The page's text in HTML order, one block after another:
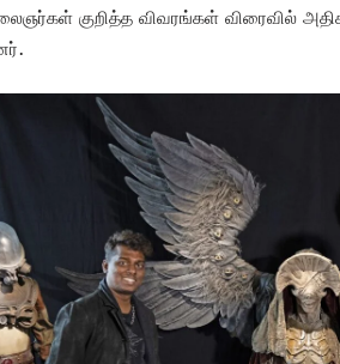
குறித்த விவரங்கள் விரைவில்